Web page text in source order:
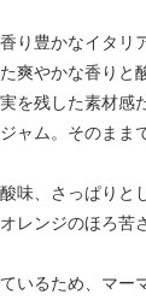
り豊かなイタリ
爽やかな香りと
を残した素材感
ャム。そのまま
味、さっぱりと
レンジのほろ
いるため、マー